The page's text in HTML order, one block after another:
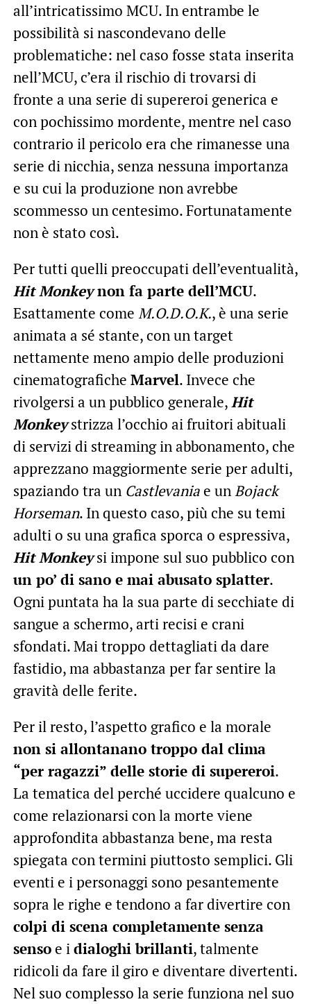
all’intricatissimo MCU. In entrambe le
possibilità si nascondevano delle
problematiche: nel caso fosse stata inserita
nell’MCU, c’era il rischio di trovarsi di
fronte a una serie di supereroi generica e
con pochissimo mordente, mentre nel caso
contrario il pericolo era che rimanesse una
serie di nicchia, senza nessuna importanza
e su cui la produzione non avrebbe
scommesso un centesimo. Fortunatamente
non è stato così.
Per tutti quelli preoccupati dell’eventualità,
Hit Monkeynon fa parte dell’MCU.
Esattamente come M.O.D.O.K., è una serie
animata a sé stante, con un target
nettamente meno ampio delle produzioni
cinematografiche Marvel. Invece che
rivolgersi a un pubblico generale,Hit
Monkeystrizza l’occhio ai fruitori abituali
di servizi di streaming in abbonamento, che
apprezzano maggiormente serie per adulti,
spaziando tra un Castlevaniae unBojack
Horseman. In questo caso, più che su temi
adulti o su una grafica sporca o espressiva,
Hit Monkeysi impone sul suo pubblico con
un po’ di sano e mai abusato splatter.
Ogni puntata ha la sua parte di secchiate di
sangue a schermo, arti recisi e crani
sfondati. Mai troppo dettagliati da dare
fastidio, ma abbastanza per far sentire la
gravità delle ferite.
Per il resto, l’aspetto grafico e la morale
non si allontanano troppo dal clima
“per ragazzi” delle storie di supereroi.
La tematica del perché uccidere qualcuno e
come relazionarsi con la morte viene
approfondita abbastanza bene, ma resta
spiegata con termini piuttosto semplici. Gli
eventi e i personaggi sono pesantemente
sopra le righe e tendono a far divertire con
colpi di scena completamente senza
sensoe idialoghi brillanti, talmente
ridicoli da fare il giro e diventare divertenti.
Nel suo complesso la serie funziona nel suo